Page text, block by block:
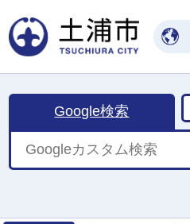
Google検索